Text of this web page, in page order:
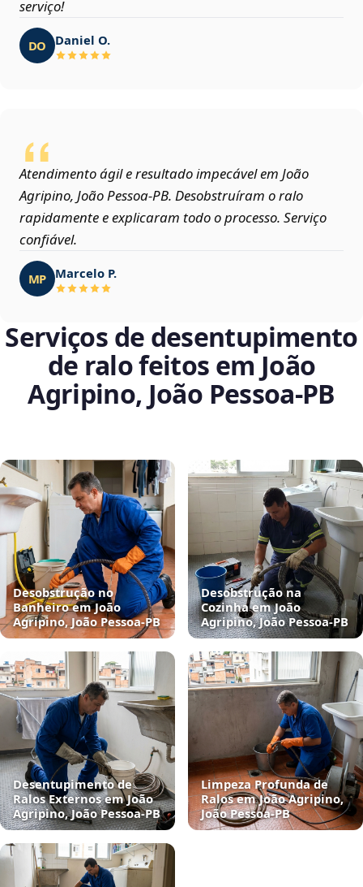
serviço!
DO Daniel O.
Atendimento ágil e resultado impecável em João
Agripino, João Pessoa‑PB. Desobstruíram o ralo
rapidamente e explicaram todo o processo. Serviço
confiável.
MP Marcelo P.
Serviços de desentupimento
de ralo feitos em João
Agripino, João Pessoa‑PB
Desobstrução no
Banheiro em João
Agripino, João Pessoa‑PB
Desobstrução na
Cozinha em João
Agripino, João Pessoa‑PB
Desentupimento de
Ralos Externos em João
Agripino, João Pessoa‑PB
Limpeza Profunda de
Ralos em João Agripino,
João Pessoa‑PB